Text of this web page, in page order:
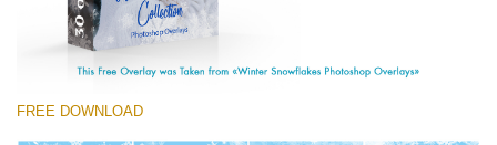
Ücretsiz indirin
FREE DOWNLOAD